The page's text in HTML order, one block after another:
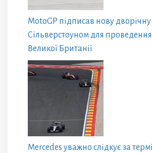
MotoGP підписав нову дворічну
Сільверстоуном для
Великої Британії
Mercedes уважно слідкує за